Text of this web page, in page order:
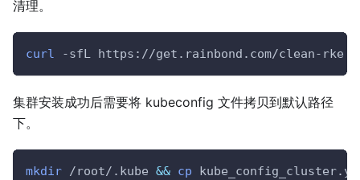
清理。
curl -sfL https://get.rainbond.com/clean-rke
集群安装成功后需要将 kubeconfig 文件拷贝到默认路径
下。
mkdir /root/.kube && cp